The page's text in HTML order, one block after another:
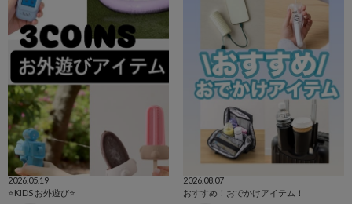
2026.05.19
⭐️KIDS お外遊び⭐️
2026.08.07
おすすめ！おでかけアイテム！